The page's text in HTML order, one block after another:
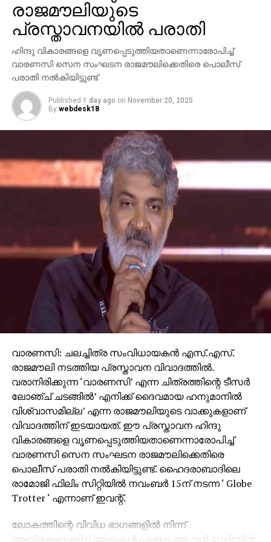
രാജമൗലിയുടെ
പ്രസ്താവനയില്‍ പരാതി
ഹിന്ദു വികാരങ്ങളെ വൃണപ്പെടുത്തിയതാണെന്നാരോപിച്ച്
വാരണസി സെന സംഘടന രാജമൗലിക്കെതിരെ പൊലീസ്
പരാതി നല്‍കിയിട്ടുണ്ട്
Published 1 day ago on November 20, 2025
By webdesk18
വാരണസി: ചലച്ചിത്ര സംവിധായകന്‍ എസ്.എസ്.
രാജമൗലി നടത്തിയ പ്രസ്താവന വിവാദത്തില്‍.
വരാനിരിക്കുന്ന ‘വാരണസി’ എന്ന ചിത്രത്തിന്റെ ടീസര്‍
ലോഞ്ച് ചടങ്ങില്‍’ എനിക്ക് ദൈവമായ ഹനുമാനില്‍
വിശ്വാസമില്ല’ എന്ന രാജമൗലിയുടെ വാക്കുകളാണ്
വിവാദത്തിന് ഇടയായത്. ഈ പ്രസ്താവന ഹിന്ദു
വികാരങ്ങളെ വൃണപ്പെടുത്തിയതാണെന്നാരോപിച്ച്
വാരണസി സെന സംഘടന രാജമൗലിക്കെതിരെ
പൊലീസ് പരാതി നല്‍കിയിട്ടുണ്ട്. ഹൈദരാബാദിലെ
രാമോജി ഫിലിം സിറ്റിയില്‍ നവംബര്‍ 15ന് നടന്ന ‘ Globe
Trotter ‘ എന്നാണ് ഇവന്റ്.
ലോകത്തിന്റെ വിവിധ ഭാഗങ്ങളില്‍ നിന്ന്
ആയിരക്കണക്കിന് ആളുകള്‍ പങ്കെടുത്ത വന്‍ വേദിയില്‍